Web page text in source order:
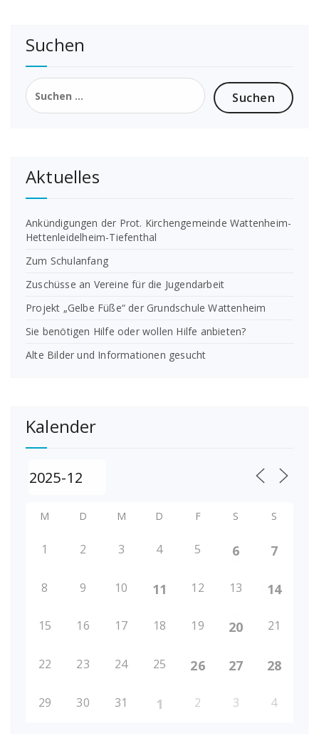
Suchen
Suchen
nach:
Aktuelles
Ankündigungen der Prot. Kirchengemeinde Wattenheim-
Hettenleidelheim-Tiefenthal
Zum Schulanfang
Zuschüsse an Vereine für die Jugendarbeit
Projekt „Gelbe Füße“ der Grundschule Wattenheim
Sie benötigen Hilfe oder wollen Hilfe anbieten?
Alte Bilder und Informationen gesucht
Kalender
M D M D F S S
1 2 3 4 5 6 7
8 9 10 11 12 13 14
15 16 17 18 19 20 21
22 23 24 25 26 27 28
29 30 31 1 2 3 4